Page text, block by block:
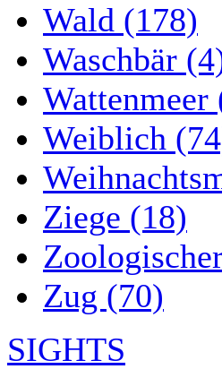
Wald (178)
Waschbär
Wattenmeer
Weiblich
Ziege (18)
Zug (70)
SIGHTS